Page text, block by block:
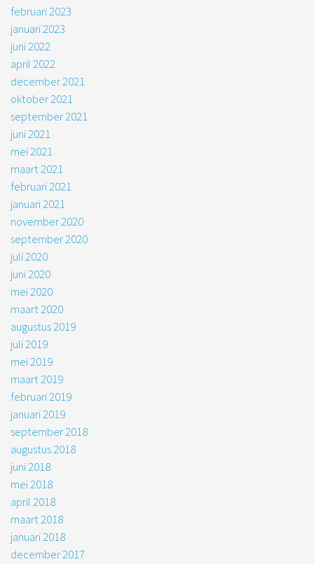
februari 2023
januari 2023
juni 2022
april 2022
december 2021
oktober 2021
september 2021
juni 2021
mei 2021
maart 2021
februari 2021
januari 2021
november 2020
september 2020
juli 2020
juni 2020
mei 2020
maart 2020
augustus 2019
juli 2019
mei 2019
maart 2019
februari 2019
januari 2019
september 2018
augustus 2018
juni 2018
mei 2018
april 2018
maart 2018
januari 2018
december 2017